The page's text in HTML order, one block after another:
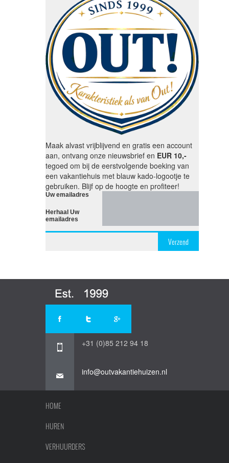
Maak alvast vrijblijvend en gratis een account
aan, ontvang onze nieuwsbrief en EUR 10,-
tegoed om bij de eerstvolgende boeking van
een vakantiehuis met blauw kado-logootje te
gebruiken. Blijf op de hoogte en profiteer!
Uw emailadres
Herhaal Uw
emailadres
Verzend
+31 (0)85 212 94 18
info@outvakantiehuizen.nl
HOME
HUREN
VERHUURDERS